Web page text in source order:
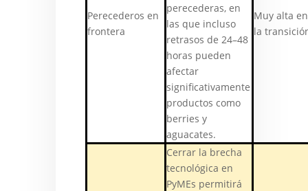
Perecederos en
frontera
perecederas, en
las que incluso
retrasos de 24–48
horas pueden
afectar
significativamente
productos como
berries y
aguacates.
Muy alta en
la
Cerrar la brecha
tecnológica en
PyMEs permitirá